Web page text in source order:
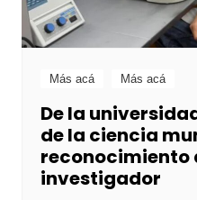
Más acá Más acá
De la
de la ciencia
reconocimiento
investigador